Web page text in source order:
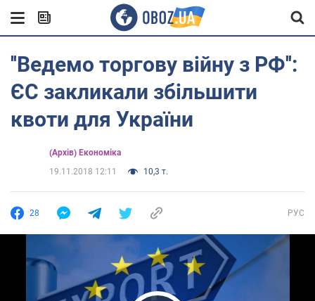
''Ведемо торгову війну з РФ'':
ЄС закликали збільшити
квоти для України
(Архів) Економіка
19.11.2018 12:11
10,3 т.
28 РУС